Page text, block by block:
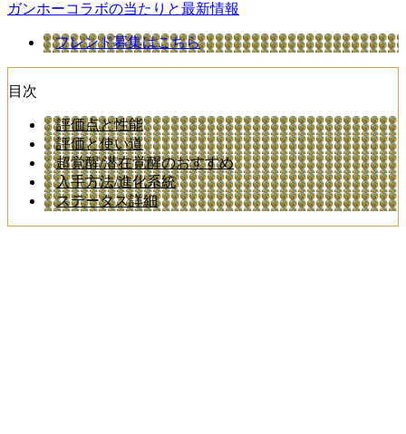
ガンホーコラボの当たりと最新情報
フレンド募集はこちら
目次
評価点と性能
評価と使い道
超覚醒/潜在覚醒のおすすめ
入手方法/進化系統
ステータス詳細